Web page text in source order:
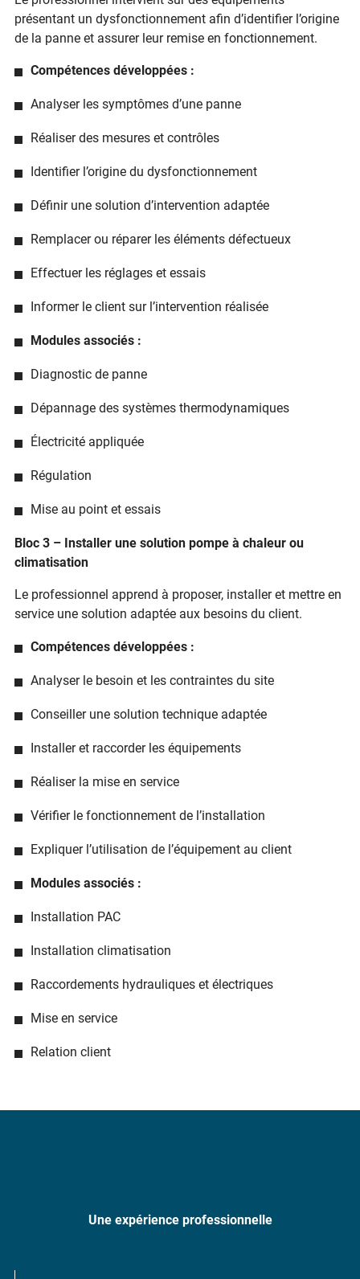
présentant un dysfonctionnement afin d’identifier l’origine
de la panne et assurer leur remise en fonctionnement.
Compétences développées :
Analyser les symptômes d’une panne
Réaliser des mesures et contrôles
Identifier l’origine du dysfonctionnement
Définir une solution d’intervention adaptée
Remplacer ou réparer les éléments défectueux
Effectuer les réglages et essais
Informer le client sur l’intervention réalisée
Modules associés :
Diagnostic de panne
Dépannage des systèmes thermodynamiques
Électricité appliquée
Régulation
Mise au point et essais
Bloc 3 – Installer une solution pompe à chaleur ou
climatisation
Le professionnel apprend à proposer, installer et mettre en
service une solution adaptée aux besoins du client.
Compétences développées :
Analyser le besoin et les contraintes du site
Conseiller une solution technique adaptée
Installer et raccorder les équipements
Réaliser la mise en service
Vérifier le fonctionnement de l’installation
Expliquer l’utilisation de l’équipement au client
Modules associés :
Installation PAC
Installation climatisation
Raccordements hydrauliques et électriques
Mise en service
Relation client
Une expérience professionnelle